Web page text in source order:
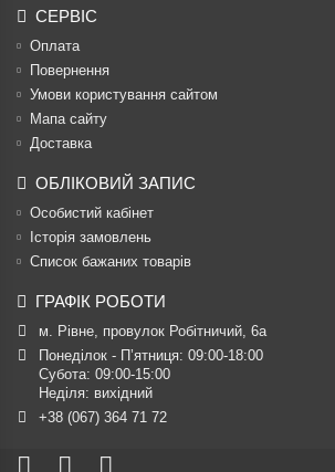
СЕРВІС
Оплата
Повернення
Умови користування сайтом
Мапа сайту
Доставка
ОБЛІКОВИЙ ЗАПИС
Особистий кабінет
Історія замовлень
Список бажаних товарів
ГРАФІК РОБОТИ
м. Рівне, провулок Робітничий, 6а
Понеділок - П’ятниця: 09:00-18:00
Субота: 09:00-15:00
Неділя: вихідний
+38 (067) 364 71 72